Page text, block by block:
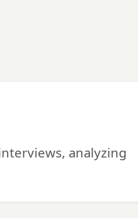
analyzing